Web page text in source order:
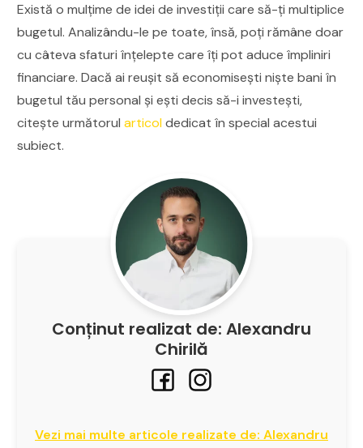
Există o mulțime de idei de investiții care să-ți multiplice
bugetul. Analizându-le pe toate, însă, poți rămâne doar
cu câteva sfaturi înțelepte care îți pot aduce împliniri
financiare. Dacă ai reușit să economisești niște bani în
bugetul tău personal și ești decis să-i investești,
citește următorularticoldedicat în special acestui
subiect.
Conținut realizat de: Alexandru
Chirilă
Vezi mai multe articole realizate de: Alexandru